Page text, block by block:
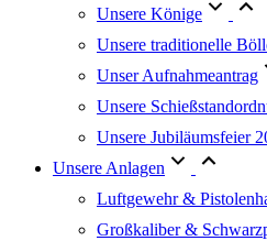
Unsere Könige
Unsere traditionelle
Unser Aufnahmeantrag
Unsere
Unsere Jubiläumsfeier
Unsere Anlagen
Luftgewehr &
Großkaliber &